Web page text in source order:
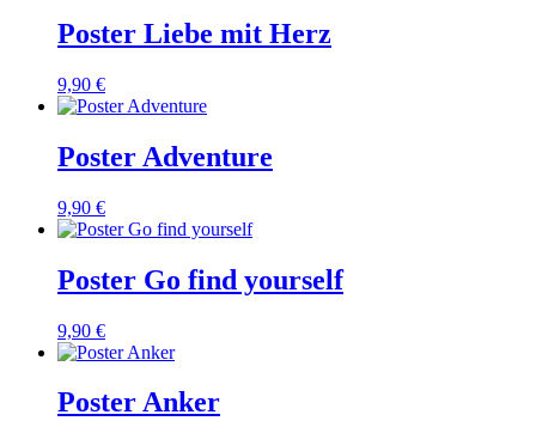
Poster Liebe mit Herz
9,90 €
Poster Adventure
9,90 €
Poster Go find yourself
9,90 €
Poster Anker